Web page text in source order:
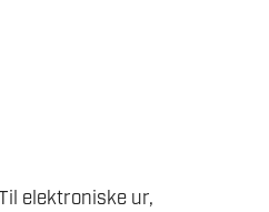
elektroniske ur,